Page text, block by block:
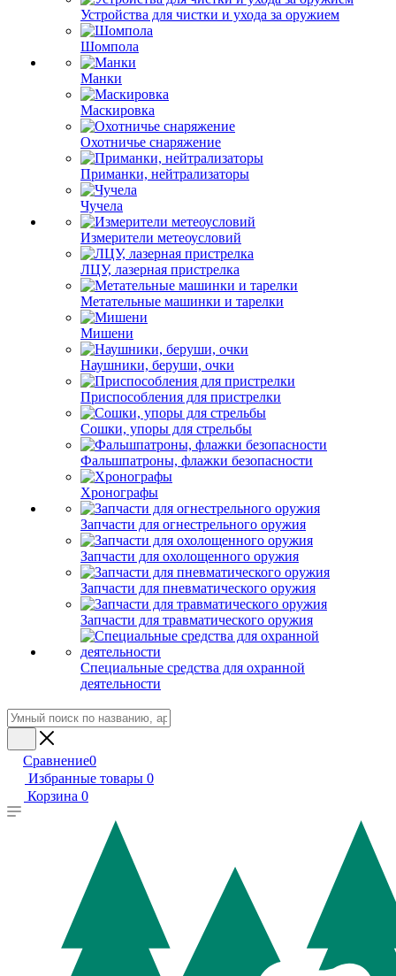
Устройства для чистки и ухода за оружием
Шомпола
Манки
Маскировка
Охотничье снаряжение
Приманки, нейтрализаторы
Чучела
Измерители метеоусловий
ЛЦУ, лазерная пристрелка
Метательные машинки и тарелки
Мишени
Наушники, беруши, очки
Приспособления для пристрелки
Сошки, упоры для стрельбы
Фальшпатроны, флажки безопасности
Хронографы
Запчасти для огнестрельного оружия
Запчасти для охолощенного оружия
Запчасти для пневматического оружия
Запчасти для травматического оружия
Специальные средства для охранной
деятельности
Сравнение0
Избранные товары 0
Корзина 0